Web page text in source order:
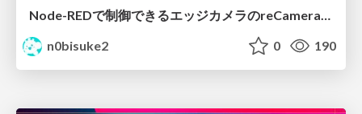
Node-REDで制御できるエッジカメラのreCameraを触る #iotlt #JLCPCB #recamera
n0bisuke2
0 190